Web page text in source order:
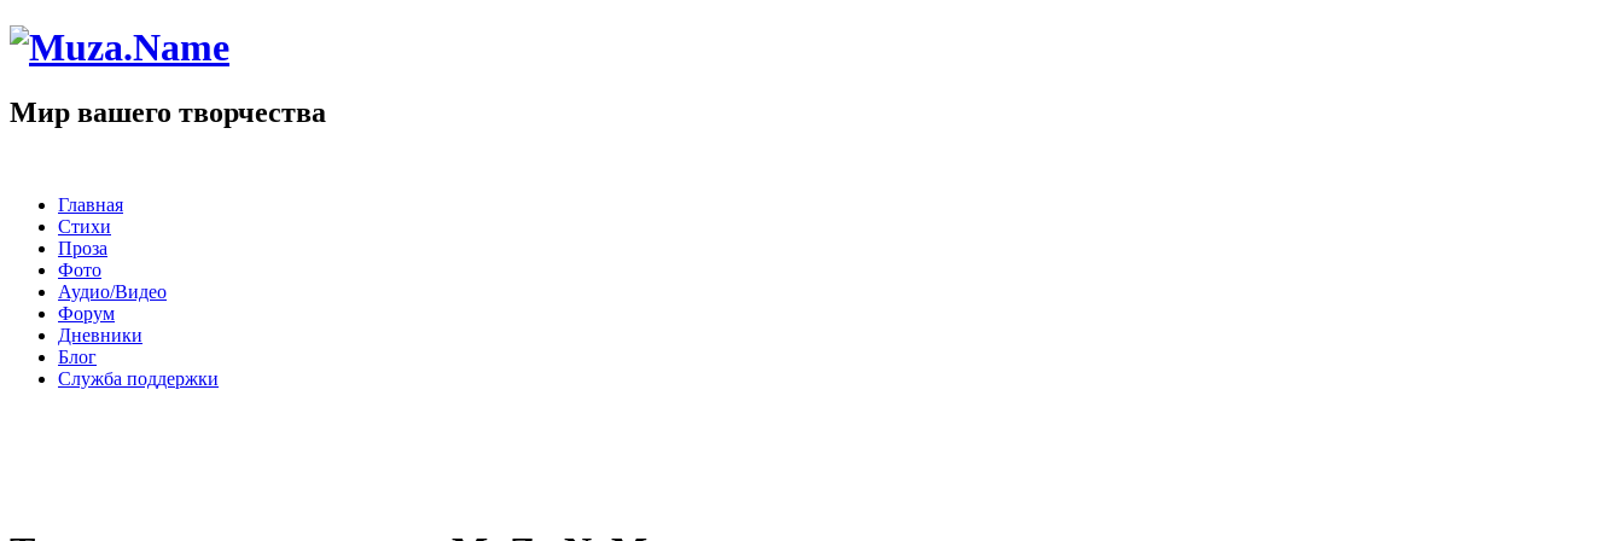
Мир вашего творчества
Главная
Стихи
Проза
Фото
Аудио/Видео
Форум
Дневники
Блог
Служба поддержки